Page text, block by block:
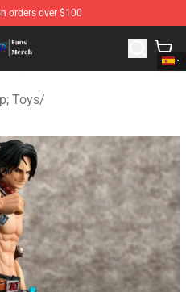
orders over $100
One Piece Merchandise Shop
Toys/